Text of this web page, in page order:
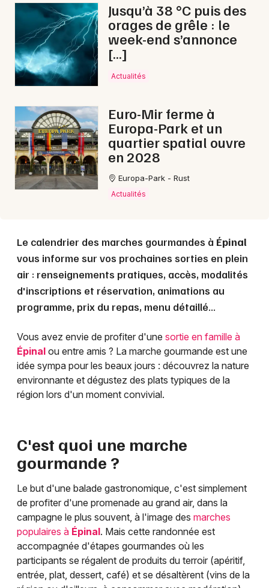
Choisir mes départements
Mon email
Je m'abonne
Jusqu’à 38 °C puis des
orages de grêle : le
week-end s’annonce
[…]
Actualités
Euro-Mir ferme à
Europa-Park et un
quartier spatial ouvre
en 2028
Europa-Park - Rust
Actualités
Le calendrier des marches gourmandes à Épinal
vous informe sur vos prochaines sorties en plein
air : renseignements pratiques, accès, modalités
d'inscriptions et réservation, animations au
programme, prix du repas, menu détaillé...
Vous avez envie de profiter d'une sortie en famille à
Épinal ou entre amis ? La marche gourmande est une
idée sympa pour les beaux jours : découvrez la nature
environnante et dégustez des plats typiques de la
région lors d'un moment convivial.
C'est quoi une marche
gourmande ?
Le but d'une balade gastronomique, c'est simplement
de profiter d'une promenade au grand air, dans la
campagne le plus souvent, à l'image des marches
populaires à Épinal. Mais cette randonnée est
accompagnée d'étapes gourmandes où les
participants se régalent de produits du terroir (apéritif,
entrée, plat, dessert, café) et se désaltèrent (vins de la